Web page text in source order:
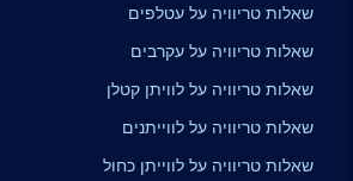
שאלות טריוויה על עטלפים
שאלות טריוויה על עקרבים
שאלות טריוויה על לוויתן קטלן
שאלות טריוויה על לווייתנים
שאלות טריוויה על לווייתן כחול